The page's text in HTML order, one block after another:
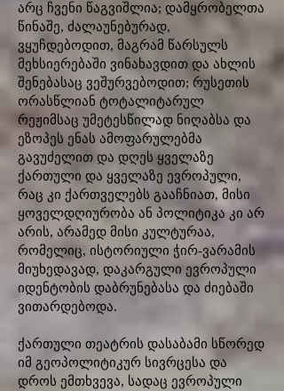
არც ჩვენი წაგვიშლია; დამყრობელთა
წინაშე, ძალაუნებურად,
ვყუჩდებოდით, მაგრამ წარსულს
მეხსიერებაში ვინახავდით და ახლის
შენებასაც ვეშურვებოდით; რუსეთის
ორასწლიან ტოტალიტარულ
რეჟიმსაც უმეტესწილად ნიღაბსა და
ეზოპეს ენას ამოფარულებმა
გავუძელით და დღეს ყველაზე
ქართული და ყველაზე ევროპული,
რაც კი ქართველებს გააჩნიათ, მისი
ყოველდღიურობა ან პოლიტიკა კი არ
არის, არამედ მისი კულტურაა,
რომელიც, ისტორიული ჭირ-ვარამის
მიუხედავად, დაკარგული ევროპული
იდენტობის დაბრუნებასა და ძიებაში
ვითარდებოდა.
ქართული თეატრის დასაბამი სწორედ
იმ გეოპოლიტიკურ სივრცესა და
დროს ემთხვევა, სადაც ევროპული